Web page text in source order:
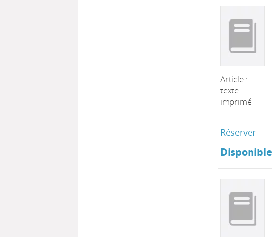
Article :
texte
imprimé
Réserver
Disponible